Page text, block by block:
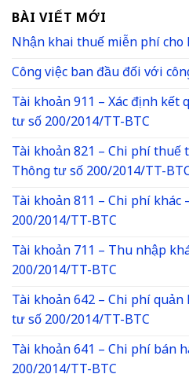
BÀI VIẾT MỚI
Nhận khai thuế miễn phí cho
Công việc ban đầu đối với
Tài khoản 911 – Xác định
tư số 200/2014/TT-BTC
Tài khoản 821 – Chi phí
Thông tư số 200/2014/TT-
Tài khoản 811 – Chi phí khác
200/2014/TT-BTC
Tài khoản 711 – Thu nhập
200/2014/TT-BTC
Tài khoản 642 – Chi phí
tư số 200/2014/TT-BTC
Tài khoản 641 – Chi phí bán
200/2014/TT-BTC